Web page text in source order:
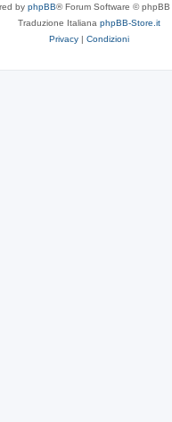
by phpBB® Forum Software © phpBB
Traduzione Italiana phpBB-Store.it
Privacy | Condizioni